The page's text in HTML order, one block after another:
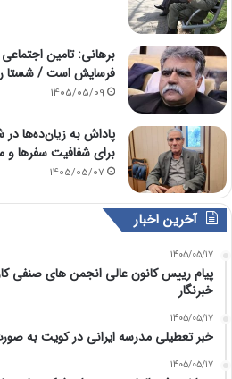
برهانی: تامین
فرسایش است / شستا
1405/05/09
پاداش به زیان‌ده‌ها
برای شفافیت سفرها و
1405/05/07
آخرین اخبار
1405/05/17
پیام رییس کانون عالی انجمن های صنفی
خبرنگار
1405/05/17
خبر تعطیلی مدرسه ایرانی در کویت به
1405/05/17